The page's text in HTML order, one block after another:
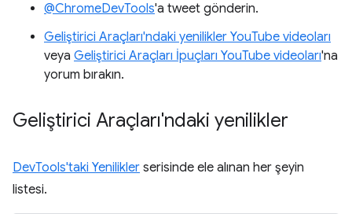
@ChromeDevTools'a tweet gönderin.
Geliştirici Araçları'ndaki yenilikler YouTube videoları
veya Geliştirici Araçları İpuçları YouTube videoları'na
yorum bırakın.
Geliştirici Araçları'ndaki yenilikler
DevTools'taki Yenilikler serisinde ele alınan her şeyin
listesi.